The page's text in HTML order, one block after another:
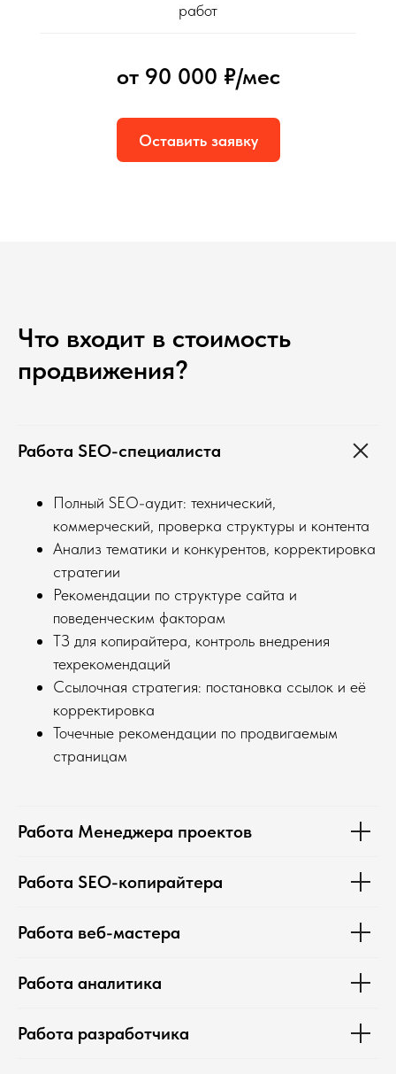
работ
от 90 000 ₽/мес
Оставить заявку
Что входит в стоимость
продвижения?
Работа SEO-специалиста
Полный SEO-аудит: технический,
коммерческий, проверка структуры и контента
Анализ тематики и конкурентов, корректировка
стратегии
Рекомендации по структуре сайта и
поведенческим факторам
ТЗ для копирайтера, контроль внедрения
техрекомендаций
Ссылочная стратегия: постановка ссылок и её
корректировка
Точечные рекомендации по продвигаемым
страницам
Работа Менеджера проектов
Работа SEO-копирайтера
Работа веб-мастера
Работа аналитика
Работа разработчика